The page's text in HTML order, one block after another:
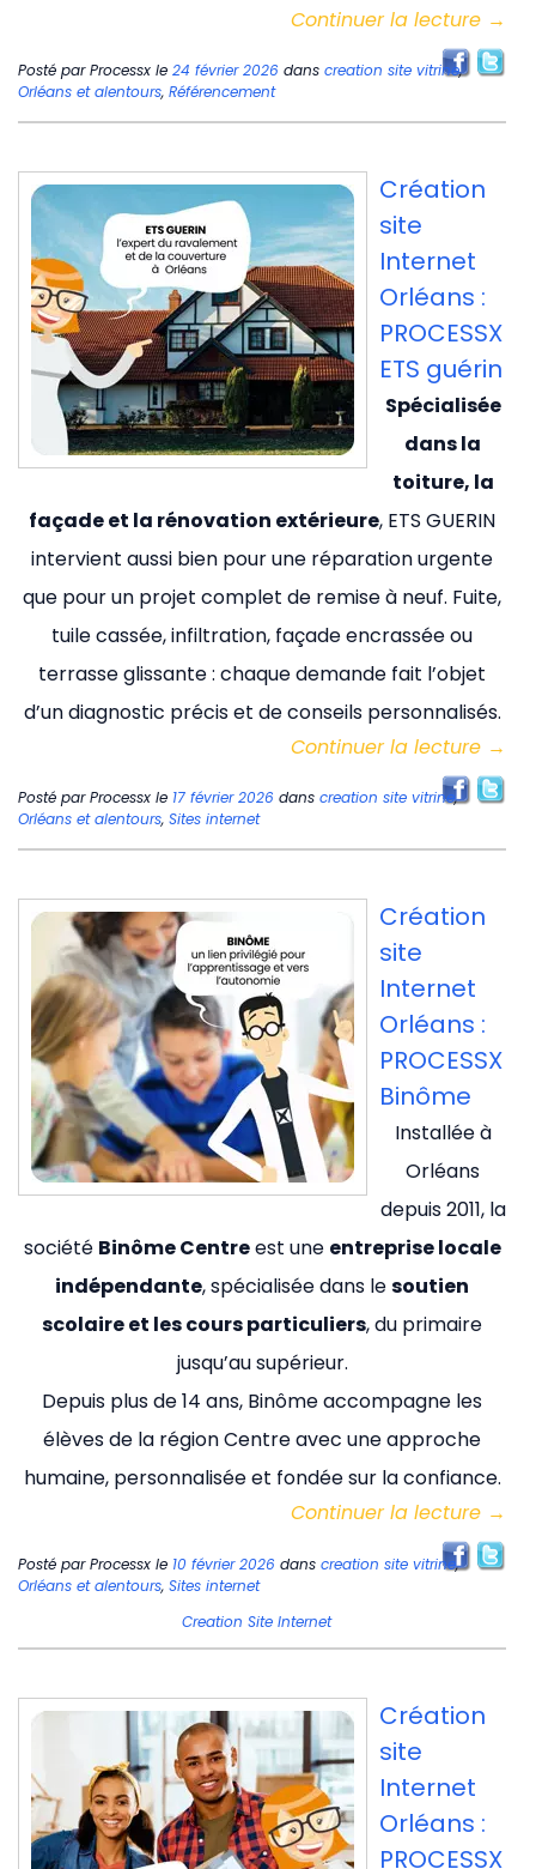
Continuer la lecture →
Posté parProcessx le 24 février 2026 dans creation site vitrine,
Orléans et alentours, Référencement
Création
site
Internet
Orléans :
PROCESSX
ETS guérin
Spécialisée
dans la
toiture, la
façade et la rénovation extérieure, ETS GUERIN
intervient aussi bien pour une réparation urgente
que pour un projet complet de remise à neuf. Fuite,
tuile cassée, infiltration, façade encrassée ou
terrasse glissante : chaque demande fait l’objet
d’un diagnostic précis et de conseils personnalisés.
Continuer la lecture →
Posté parProcessx le 17 février 2026 dans creation site vitrine,
Orléans et alentours, Sites internet
Création
site
Internet
Orléans :
PROCESSX
Binôme
Installée à
Orléans
depuis 2011, la
société Binôme Centreest une entreprise locale
indépendante, spécialisée dans lesoutien
scolaire et les cours particuliers, du primaire
jusqu’au supérieur.
Depuis plus de 14 ans, Binôme accompagne les
élèves de la région Centre avec une approche
humaine, personnalisée et fondée sur la confiance.
Continuer la lecture →
Posté parProcessx le 10 février 2026 dans creation site vitrine,
Orléans et alentours, Sites internet
Creation Site Internet
Création
site
Internet
Orléans :
PROCESSX